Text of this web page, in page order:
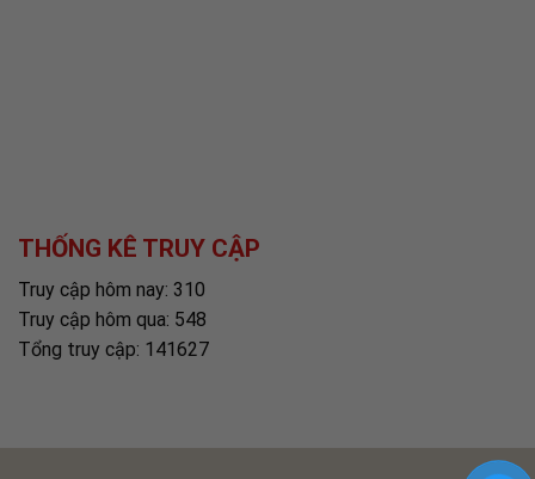
THỐNG KÊ TRUY CẬP
Truy cập hôm nay: 310
Truy cập hôm qua: 548
Tổng truy cập: 141627